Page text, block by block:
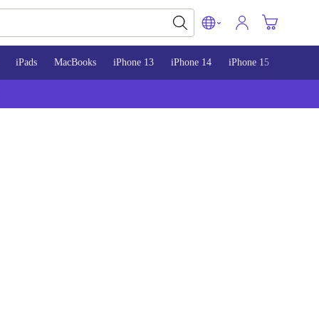
iPads MacBooks iPhone 13 iPhone 14 iPhone 15